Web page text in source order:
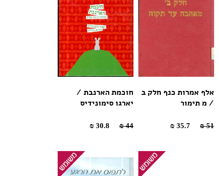
אלף אמרות כנף חלק ב
/ מ תימור
51 ₪
חוכמת הארנבת /
יארגו סימונידיס
44 ₪